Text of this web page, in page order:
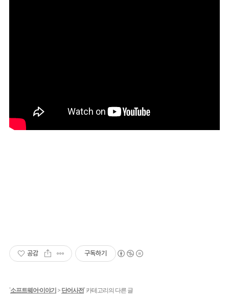
공감 구독하기
'소프트웨어-이야기 > 단어사전' 카테고리의 다른 글